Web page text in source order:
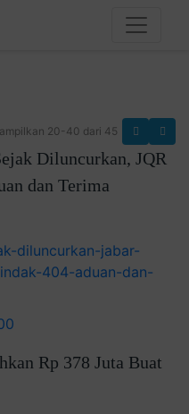
20-40 dari 45
Diluncurkan, JQR
dan Terima
diluncurkan-jabar-
404-aduan-dan-
Rp 378 Juta Buat